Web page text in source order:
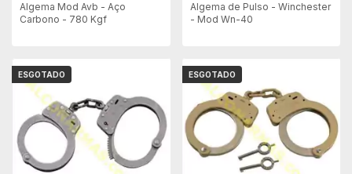
Algema Mod Avb - Aço
Carbono - 780 Kgf
Algema de Pulso - Winchester
- Mod Wn-40
ESGOTADO ESGOTADO